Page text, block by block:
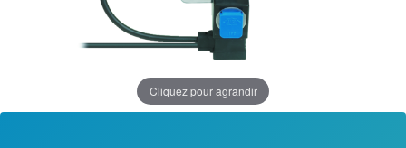
Cliquez pour agrandir